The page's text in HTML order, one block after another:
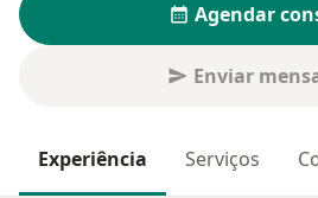
Agendar
Enviar
Experiência Serviços